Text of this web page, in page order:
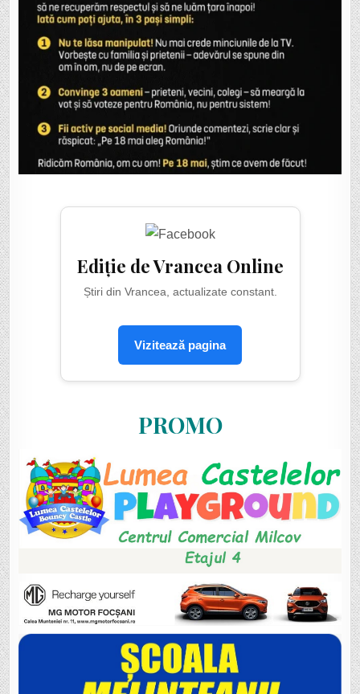
Ediție de Vrancea Online
Știri din Vrancea, actualizate constant.
Vizitează pagina
PROMO